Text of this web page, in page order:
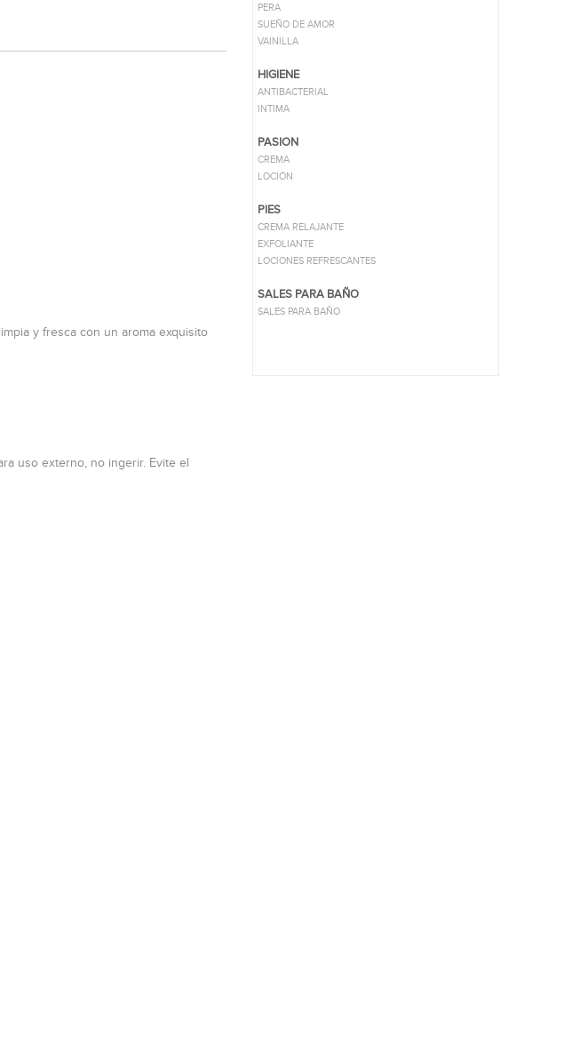
y fresca con un aroma exquisito
uso externo, no ingerir. Evite el
PERA
SUEÑO DE AMOR
VAINILLA
HIGIENE
ANTIBACTERIAL
INTIMA
PASION
CREMA
LOCIÓN
PIES
CREMA RELAJANTE
EXFOLIANTE
LOCIONES REFRESCANTES
SALES PARA BAÑO
SALES PARA BAÑO